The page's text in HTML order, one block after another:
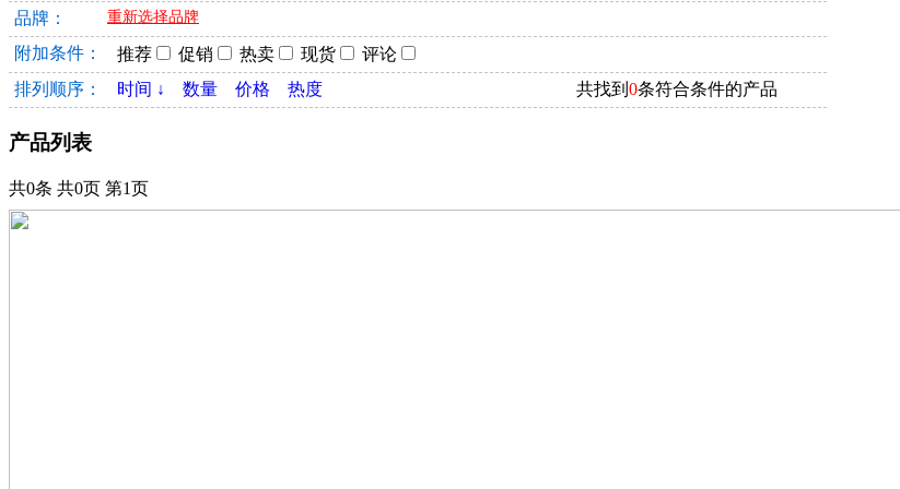
品牌： 重新选择品牌
附加条件： 推荐 促销 热卖 现货
评论
排列顺序：
时间 ↓ 数量 价格 热度 共找到 0条符合条件的产品
产品列表
共0条 共0页 第1页